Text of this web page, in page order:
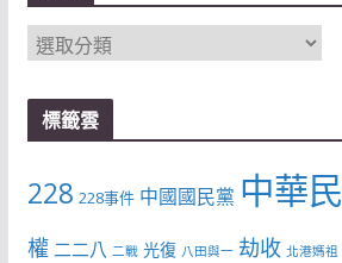
分
類
標籤雲
228 228事件 中國國民黨 中華
權 二二八 二戰 光復 八田與一 劫收 北港媽祖